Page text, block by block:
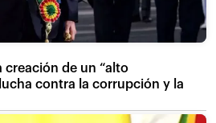
creación de un “alto
contra la corrupción y la